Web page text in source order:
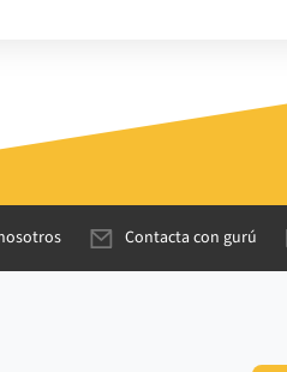
Contacta con gurú